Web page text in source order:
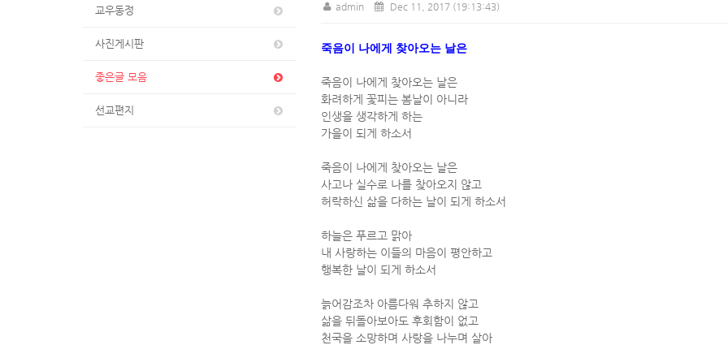
교우동정
사진게시판
좋은글 모음
선교편지
admin Dec 11, 2017 (19:13:43)
죽음이 나에게 찾아오는 날은
죽음이 나에게 찾아오는 날은
화려하게 꽃피는 봄날이 아니라
인생을 생각하게 하는
가을이 되게 하소서
죽음이 나에게 찾아오는 날은
사고나 실수로 나를 찾아오지 않고
허락하신 삶을 다하는 날이 되게 하소서
하늘은 푸르고 맑아
내 사랑하는 이들의 마음이 평안하고
행복한 날이 되게 하소서
늙어감조차 아름다워 추하지 않고
삶을 뒤돌아보아도 후회함이 없고
천국을 소망하며 사랑을 나누며 살아